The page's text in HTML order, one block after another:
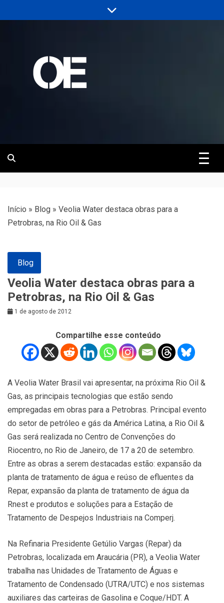
to
Revista | O
Empreiteiro
Início » Blog » Veolia Water destaca obras para a
Petrobras, na Rio Oil & Gas
Blog
Veolia Water destaca obras para a
Petrobras, na Rio Oil & Gas
1 de agosto de 2012
Compartilhe esse conteúdo
A Veolia Water Brasil vai apresentar, na próxima Rio Oil &
Gas, as principais tecnologias que estão sendo
empregadas em obras para a Petrobras. Principal evento
do setor de petróleo e gás da América Latina, a Rio Oil &
Gas será realizada no Centro de Convenções do
Riocentro, no Rio de Janeiro, de 17 a 20 de setembro.
Entre as obras a serem destacadas estão: expansão da
planta de tratamento de água e reúso de efluentes da
Repar, expansão da planta de tratamento de água da
Rnest e produtos e soluções para a Estação de
Tratamento de Despejos Industriais na Comperj.
Na Refinaria Presidente Getúlio Vargas (Repar) da
Petrobras, localizada em Araucária (PR), a Veolia Water
trabalha nas Unidades de Tratamento de Águas e
Tratamento de Condensado (UTRA/UTC) e nos sistemas
auxiliares das carteiras de Gasolina e Coque/HDT. A